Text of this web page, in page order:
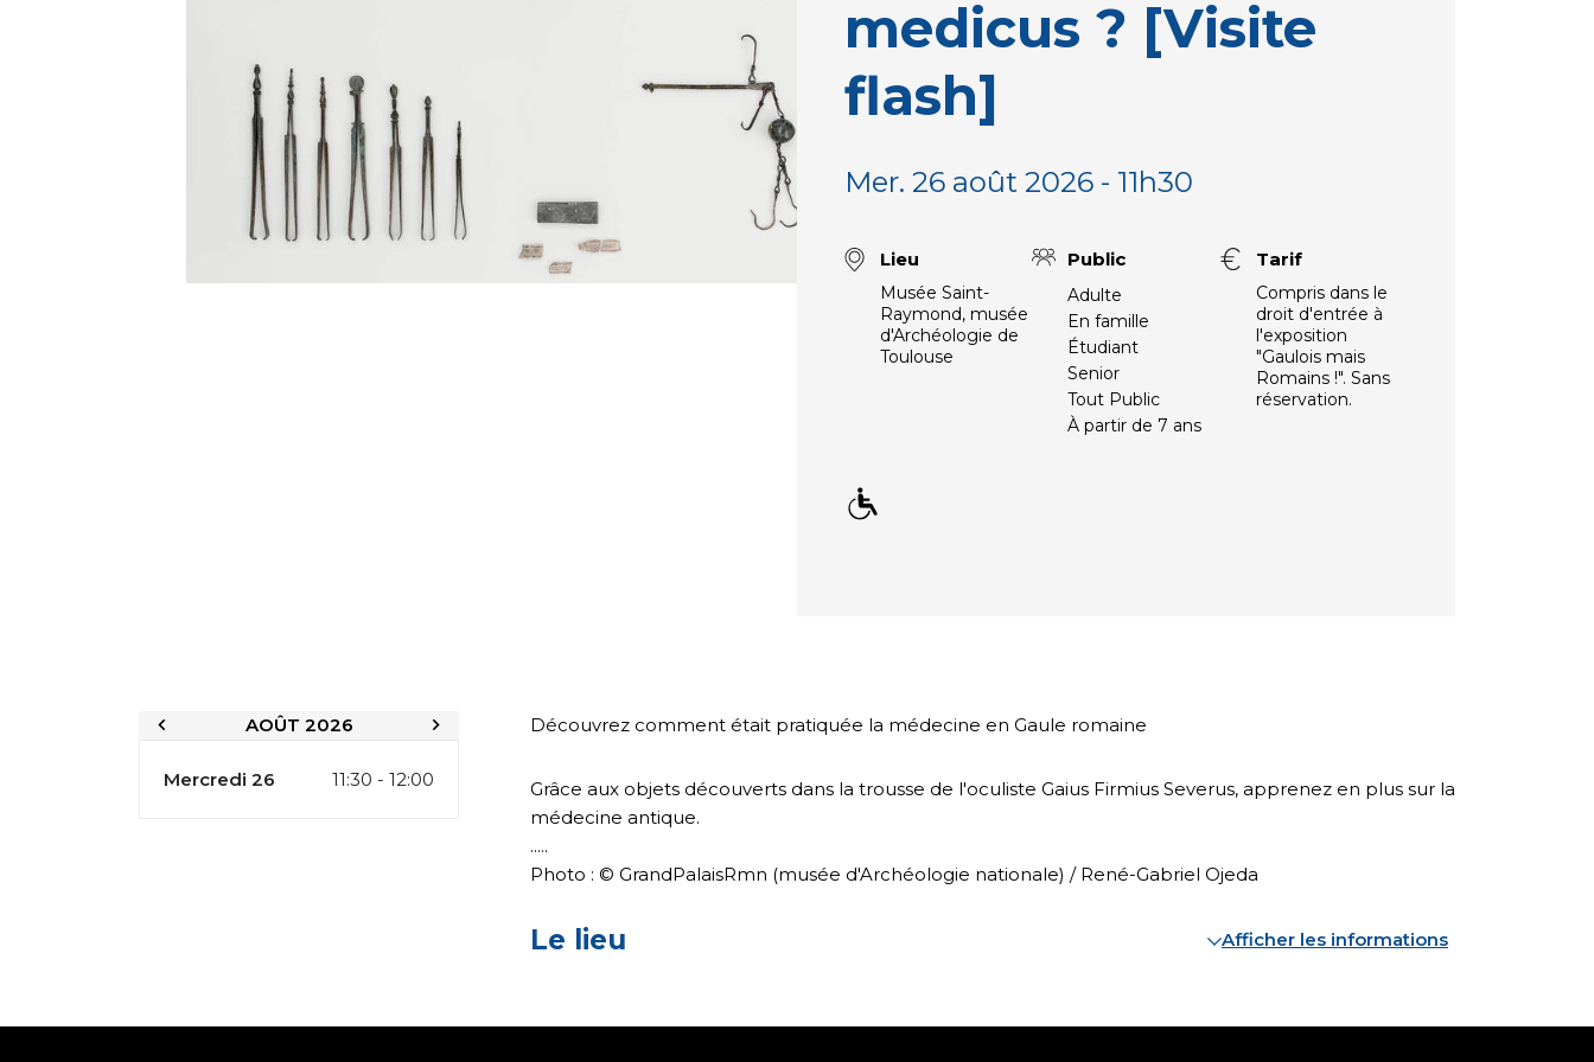
medicus ? [Visite
flash]
Mer. 26 août 2026 - 11h30
Lieu
Musée Saint-
Raymond, musée
d'Archéologie de
Toulouse
Public
Adulte
En famille
Étudiant
Senior
Tout Public
À partir de 7 ans
Tarif
Compris dans le
droit d'entrée à
l'exposition
"Gaulois mais
Romains !". Sans
réservation.
AOÛT 2026
Mercredi 26 11:30 - 12:00
Découvrez comment était pratiquée la médecine en Gaule romaine
Grâce aux objets découverts dans la trousse de l'oculiste Gaius Firmius Severus, apprenez en plus sur la
médecine antique.
.....
Photo : © GrandPalaisRmn (musée d'Archéologie nationale) / René-Gabriel Ojeda
Le lieu Afficher les informations